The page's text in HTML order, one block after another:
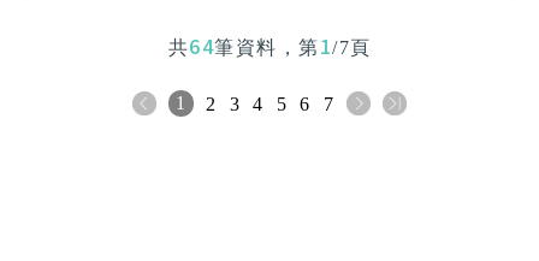
共64筆資料，第1/7頁
1 2 3 4 5 6 7